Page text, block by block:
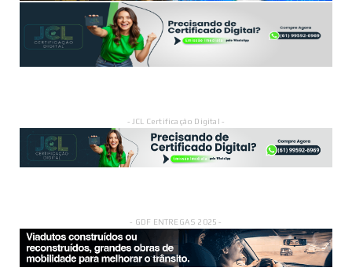
- JCL Certificação Digital -
- GDF ENTREGAS 2025 -